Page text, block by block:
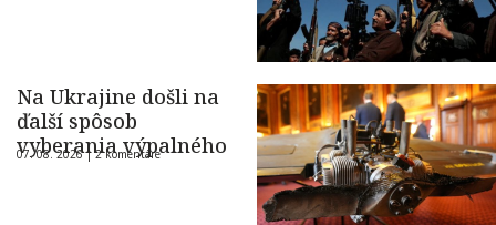
Na Ukrajine došli na
ďalší spôsob
vyberania výpalného
07. 08. 2026 |2 komentáre